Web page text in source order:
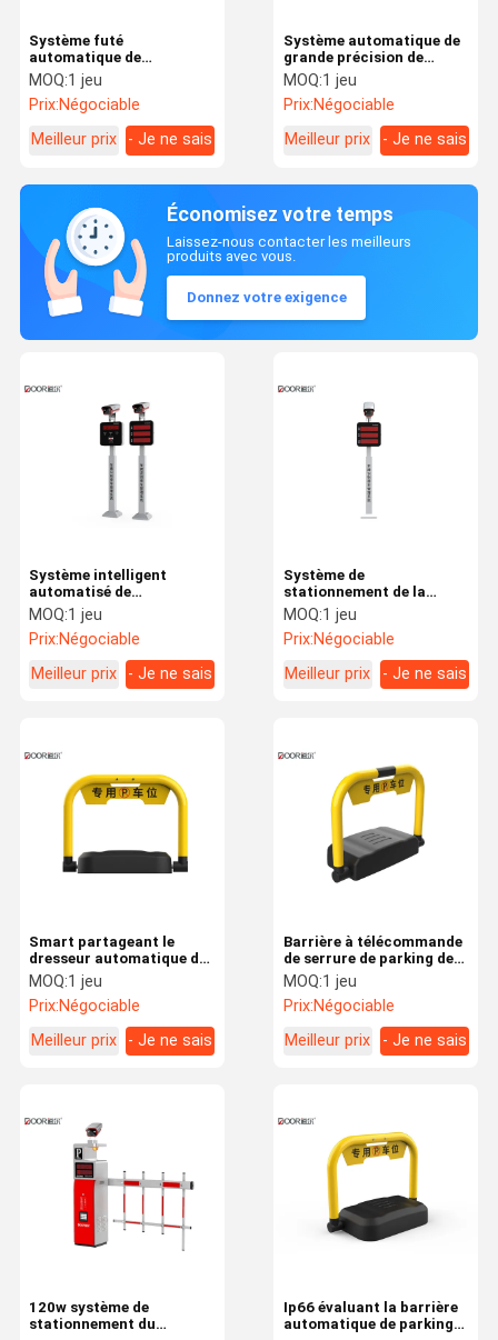
Système futé
automatique de
stationnement de
voiture/système
stationnement d'Anpr
pour l'exactitude d'outre-
mer 99%
MOQ:1 jeu
Prix:Négociable
Meilleur prix
- Je ne sais
Système automatique de
grande précision de
stationnement de LPR
pour le bas taux d'échec
de voiture
MOQ:1 jeu
Prix:Négociable
Meilleur prix
- Je ne sais
Économisez votre temps
Laissez-nous contacter les meilleurs
produits avec vous.
Donnez votre exigence
Système de
stationnement de la
reconnaissance LPR de
plaque minéralogique
avec la caméra de
HD/lecteur de caméra
MOQ:1 jeu
Prix:Négociable
Meilleur prix
- Je ne sais
Système intelligent
automatisé de
stationnement de Lpr,
approbation de la CE de
système de porte de
stationnement
MOQ:1 jeu
Prix:Négociable
Meilleur prix
- Je ne sais
Barrière à télécommande
de serrure de parking de
serrure/voiture de
stationnement facile à
installer
MOQ:1 jeu
Prix:Négociable
Meilleur prix
- Je ne sais
Smart partageant le
dresseur automatique de
parking avec le mode
d'ouverture d'IP66 et de
Kep Bluetooth
MOQ:1 jeu
Prix:Négociable
Meilleur prix
- Je ne sais
Ip66 évaluant la barrière
automatique de parking
120w système de
stationnement du